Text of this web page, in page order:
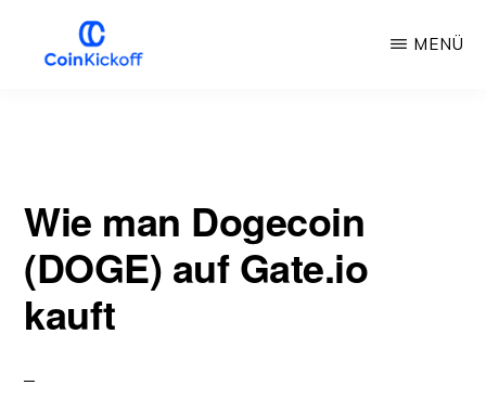
Hauptinhalt
MENÜ
Wie man Dogecoin
(DOGE) auf Gate.io
kauft